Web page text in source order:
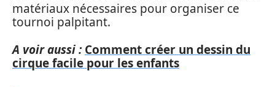
matériaux nécessaires pour organiser ce
tournoi palpitant.
A voir aussi : Comment créer un dessin du
cirque facile pour les enfants